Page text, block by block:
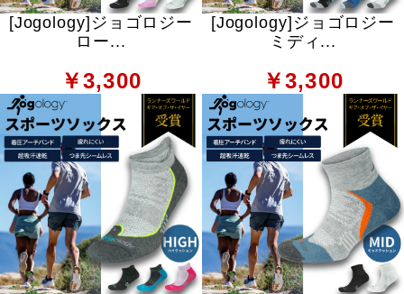
[Jogology]ジョゴロジー
ロー...
￥3,300
[Jogology]ジョゴロジー
ミディ...
￥3,300